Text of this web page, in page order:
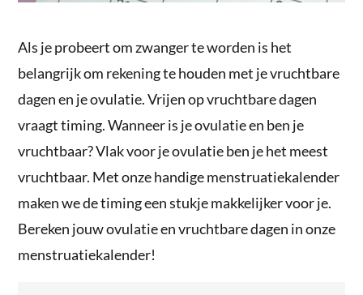
Als je probeert om zwanger te worden is het
belangrijk om rekening te houden met je vruchtbare
dagen en je ovulatie. Vrijen op vruchtbare dagen
vraagt timing. Wanneer is je ovulatie en ben je
vruchtbaar? Vlak voor je ovulatie ben je het meest
vruchtbaar. Met onze handige menstruatiekalender
maken we de timing een stukje makkelijker voor je.
Bereken jouw ovulatie en vruchtbare dagen in onze
menstruatiekalender!